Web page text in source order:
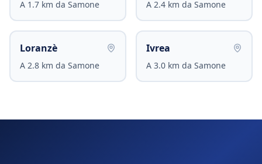
A 1.7 km da Samone A 2.4 km da Samone
Loranzè
A 2.8 km da Samone
Ivrea
A 3.0 km da Samone